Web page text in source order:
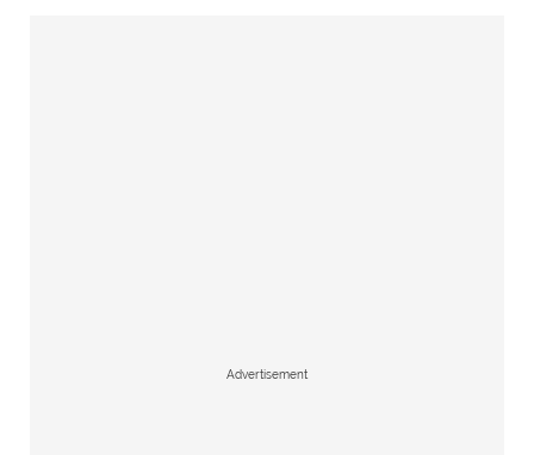
Advertisement